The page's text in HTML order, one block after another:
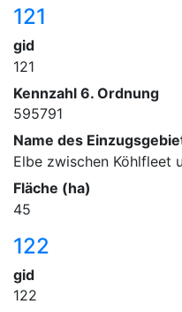
121
gid
121
Kennzahl 6. Ordnung
595791
Name des
Elbe zwischen Köhlfleet
Fläche (ha)
45
122
gid
122